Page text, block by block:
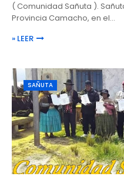
( Comunidad Sañuta ).
Provincia Camacho, en el…
» LEER
SAÑUTA